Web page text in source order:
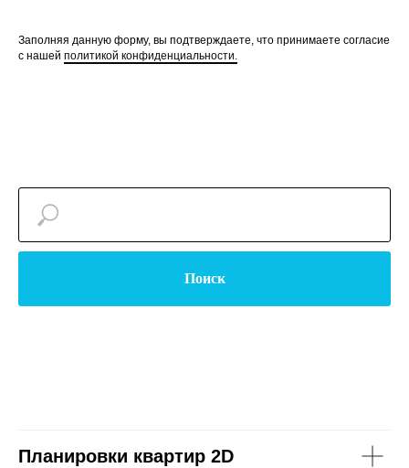
Заполняя данную форму, вы подтверждаете, что принимаете согласие
с нашей политикой конфиденциальности.
Поиск
Планировки квартир 2D